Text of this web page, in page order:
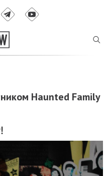
Haunted Family